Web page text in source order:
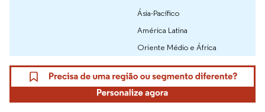
Ásia-Pacífico
América Latina
Oriente Médio e África